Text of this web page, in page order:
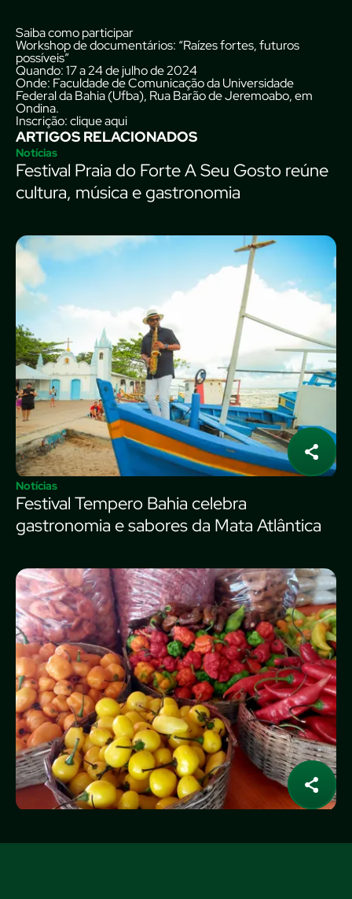
Saiba como participar
Workshop de documentários: “Raízes fortes, futuros
possíveis”
Quando:17 a 24 de julho de 2024
Onde: Faculdade de Comunicação da Universidade
Federal da Bahia (Ufba), Rua Barão de Jeremoabo, em
Ondina.
Inscrição:clique aqui
ARTIGOS RELACIONADOS
Notícias
Festival Praia do Forte A Seu Gosto reúne
cultura, música e gastronomia
Notícias
Festival Tempero Bahia celebra
gastronomia e sabores da Mata Atlântica